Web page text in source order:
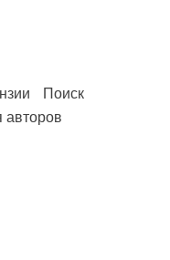
Поиск
авторов